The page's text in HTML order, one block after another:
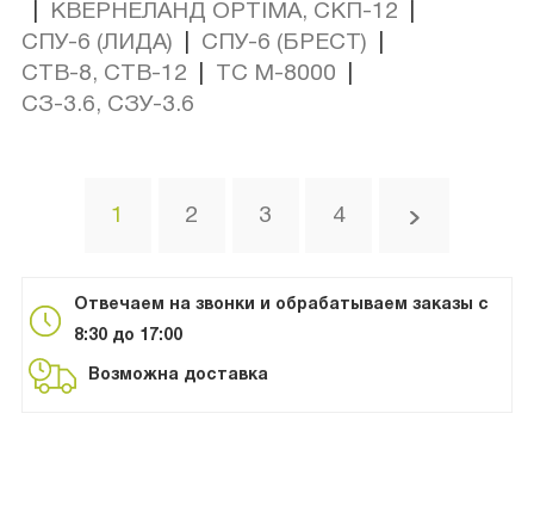
КВЕРНЕЛАНД OPTIMA, СКП-12
СПУ-6 (ЛИДА)
СПУ-6 (БРЕСТ)
CТВ-8, CТВ-12
ТС М-8000
СЗ-3.6, СЗУ-3.6
1 2 3 4
Отвечаем на звонки и обрабатываем заказы с
8:30 до 17:00
Возможна доставка